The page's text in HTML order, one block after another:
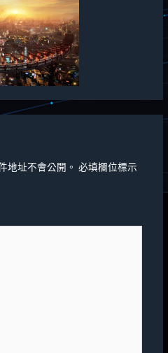
地址不會公開。 必填欄位標示